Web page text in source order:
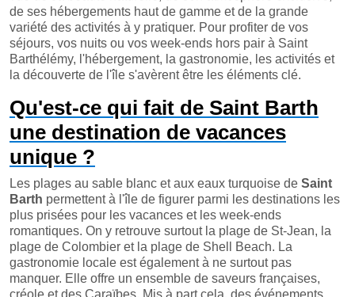
de ses hébergements haut de gamme et de la grande
variété des activités à y pratiquer. Pour profiter de vos
séjours, vos nuits ou vos week-ends hors pair à Saint
Barthélémy, l'hébergement, la gastronomie, les activités et
la découverte de l'île s'avèrent être les éléments clé.
Qu'est-ce qui fait de Saint Barth
une destination de vacances
unique ?
Les plages au sable blanc et aux eaux turquoise de Saint
Barth permettent à l'île de figurer parmi les destinations les
plus prisées pour les vacances et les week-ends
romantiques. On y retrouve surtout la plage de St-Jean, la
plage de Colombier et la plage de Shell Beach. La
gastronomie locale est également à ne surtout pas
manquer. Elle offre un ensemble de saveurs françaises,
créole et des Caraïbes. Mis à part cela, des événements